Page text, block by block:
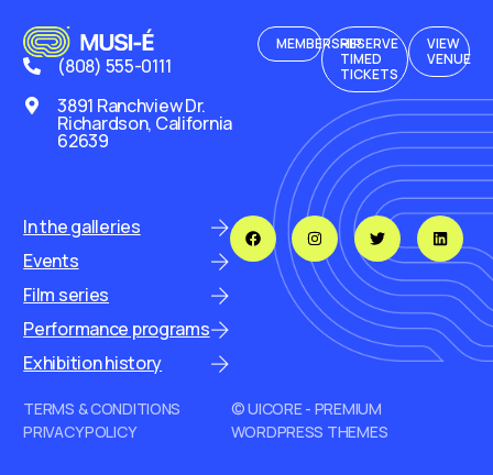
(808) 555-0111
3891 Ranchview Dr.
Richardson, California
62639
MEMBERSHIPRESERVE
TIMED
TICKETS
VIEW
VENUE
In the galleries
Events
Film series
Performance programs
Exhibition history
TERMS & CONDITIONS
PRIVACY POLICY
© UICORE - PREMIUM
WORDPRESS THEMES